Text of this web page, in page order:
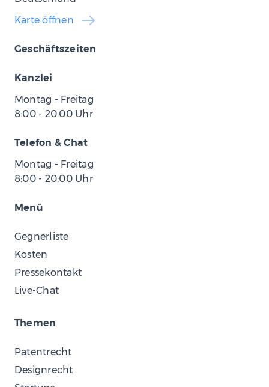
Karte öffnen
Geschäftszeiten
Kanzlei
Montag - Freitag
8:00- 20:00Uhr
Telefon & Chat
Montag - Freitag
8:00- 20:00Uhr
Menü
Gegnerliste
Kosten
Pressekontakt
Live-Chat
Themen
Patentrecht
Designrecht